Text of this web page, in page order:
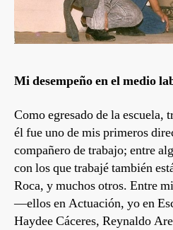
Mi desempeño en el medio
Como egresado de la escuela,
él fue uno de mis primeros
compañero de trabajo; entre
con los que trabajé también
Roca, y muchos otros. Entre
—ellos en Actuación, yo en
Haydee Cáceres, Reynaldo